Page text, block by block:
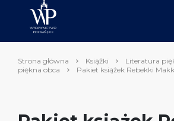
Strona główna Książki Literatura
piękna obca
Pakiet książek Rebekki